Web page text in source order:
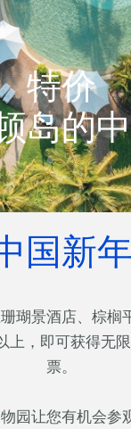
特价
岛的
国新年
瑚景酒店、棕榈
上，即可获得无
票。
园让您有机会参